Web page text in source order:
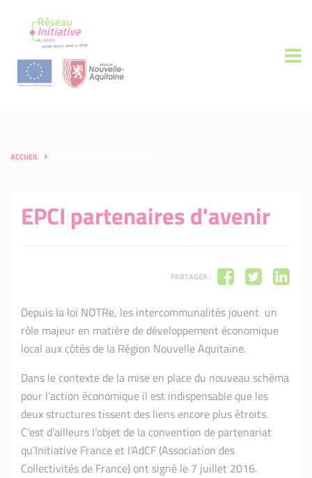
ACCUEIL
EPCI partenaires d'avenir
PARTAGER :
Depuis la loi NOTRe, les intercommunalités jouent un
rôle majeur en matière de développement économique
local aux côtés de la Région Nouvelle Aquitaine.
Dans le contexte de la mise en place du nouveau schéma
pour l’action économique il est indispensable que les
deux structures tissent des liens encore plus étroits.
C’est d’ailleurs l’objet de la convention de partenariat
qu’Initiative France et l’AdCF (Association des
Collectivités de France) ont signé le 7 juillet 2016.